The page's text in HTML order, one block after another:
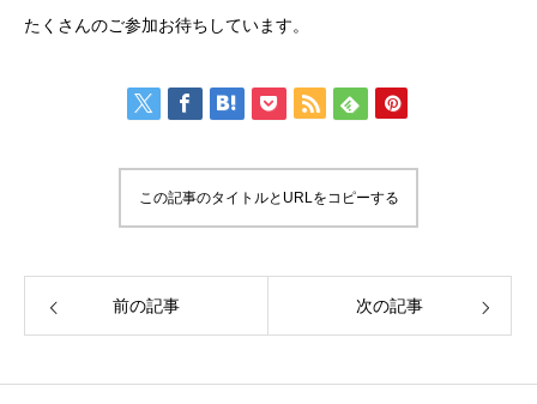
採用NEWS
たくさんのご参加お待ちしています。
この記事のタイトルとURLをコピーする
前の記事 次の記事